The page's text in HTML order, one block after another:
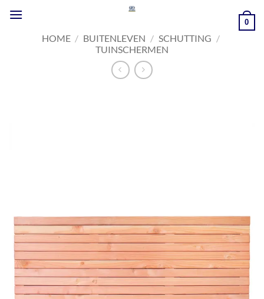
naar
0
HOME / BUITENLEVEN / SCHUTTING /
TUINSCHERMEN